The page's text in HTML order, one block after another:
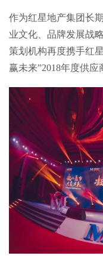
作为红星地产集团长
业文化、品牌发展战
策划机构再度携手红
赢未来”2018年度供应